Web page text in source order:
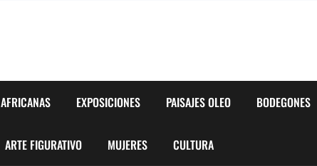
AFRICANAS EXPOSICIONES PAISAJES OLEO BODEGONES
ARTE FIGURATIVO MUJERES CULTURA